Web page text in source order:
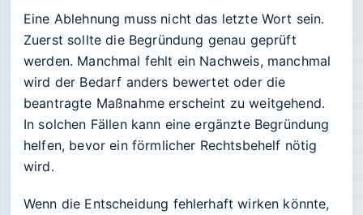
Eine Ablehnung muss nicht das letzte Wort sein.
Zuerst sollte die Begründung genau geprüft
werden. Manchmal fehlt ein Nachweis, manchmal
wird der Bedarf anders bewertet oder die
beantragte Maßnahme erscheint zu weitgehend.
In solchen Fällen kann eine ergänzte Begründung
helfen, bevor ein förmlicher Rechtsbehelf nötig
wird.
Wenn die Entscheidung fehlerhaft wirken könnte,